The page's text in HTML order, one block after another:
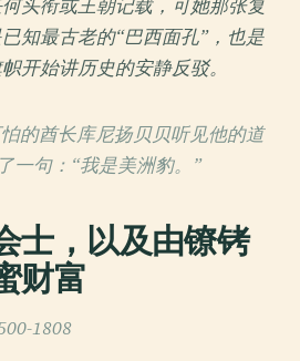
头衔或王朝记载，可她那张复
知最古老的“巴西面孔”，也是
开始讲历史的安静反驳。
的酋长库尼扬贝贝听见他的道
一句：“我是美洲豹。”
士，以及由镣铐
财富
1808